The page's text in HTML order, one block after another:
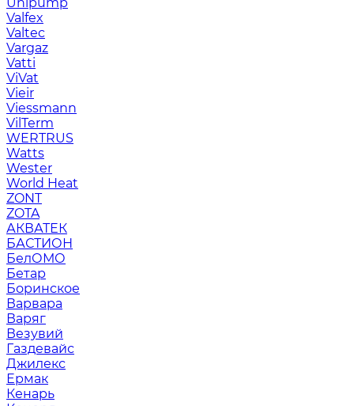
Valfex
Valtec
Vargaz
Vatti
ViVat
Vieir
Viessmann
VilTerm
WERTRUS
Watts
Wester
World Heat
ZONT
ZOTA
АКВАТЕК
БАСТИОН
БелОМО
Бетар
Боринское
Варвара
Варяг
Везувий
Газдевайс
Джилекс
Ермак
Кенарь